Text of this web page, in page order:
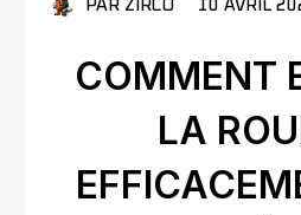
PAR ZIRCO 10 AVRIL
COMMENT
LA